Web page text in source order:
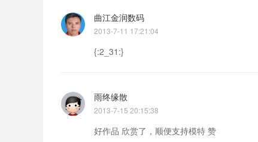
曲江金润数码
2013-7-11 17:21:04
{:2_31:}
雨终缘散
2013-7-15 20:15:38
好作品 欣赏了，顺便支持模特 赞